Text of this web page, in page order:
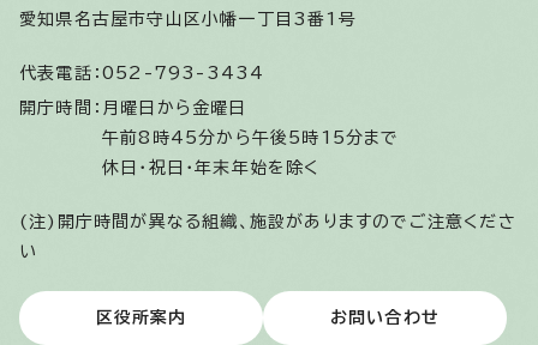
愛知県名古屋市守山区小幡一丁目3番1号
代表電話： 052-793-3434
開庁時間： 月曜日から金曜日
午前8時45分から午後5時15分まで
休日・祝日・年末年始を除く
(注)開庁時間が異なる組織、施設がありますのでご注意くださ
い
区役所案内 お問い合わせ